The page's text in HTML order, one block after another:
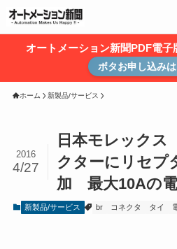
オートメーション新聞PDF電
ボタお申し込み
ホーム 新製品/サービス
日本モレック
クターにリセプ
加 最大10Aの
2016
4/27
新製品/サービス br コネクタ タイ